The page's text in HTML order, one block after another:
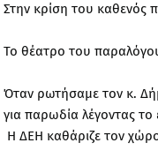
Στην κρίση του καθενός
Το θέατρο του
Όταν ρωτήσαμε τον κ.
για παρωδία λέγοντας το
Η ΔΕΗ καθάριζε τον